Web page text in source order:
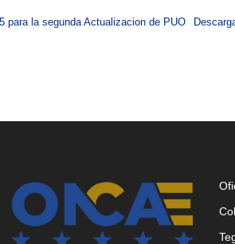
para la segunda Actualizacion de PUO